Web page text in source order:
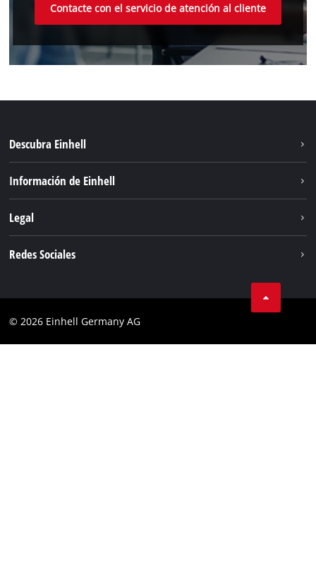
Contacte con el servicio de atención al cliente
Descubra Einhell
Información de Einhell
Einhell global
Legal
Redes Sociales
© 2026 Einhell Germany AG